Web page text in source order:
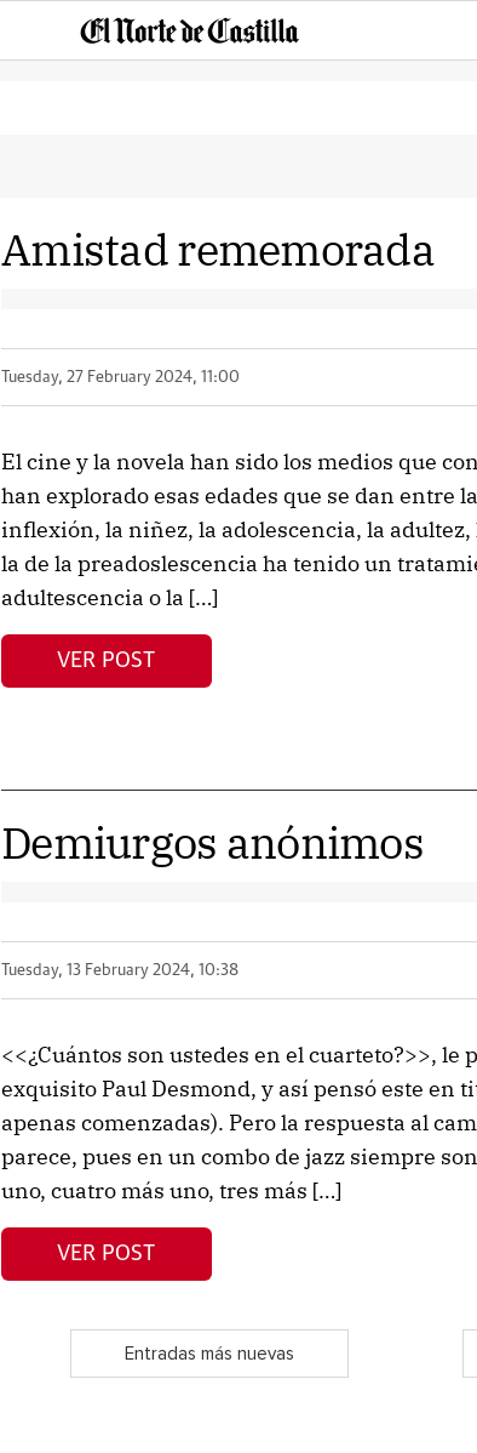
Amistad rememorada
Tuesday, 27 February 2024, 11:00
El cine y la novela han sido los medios que
han explorado esas edades que se dan entre
inflexión, la niñez, la adolescencia, la adultez,
la de la preadoslescencia ha tenido un
adultescencia o la […]
VER POST
Demiurgos anónimos
Tuesday, 13 February 2024, 10:38
<<¿Cuántos son ustedes en el cuarteto?>>,
exquisito Paul Desmond, y así pensó este en
apenas comenzadas). Pero la respuesta al
parece, pues en un combo de jazz siempre
uno, cuatro más uno, tres más […]
VER POST
Entradas más nuevas